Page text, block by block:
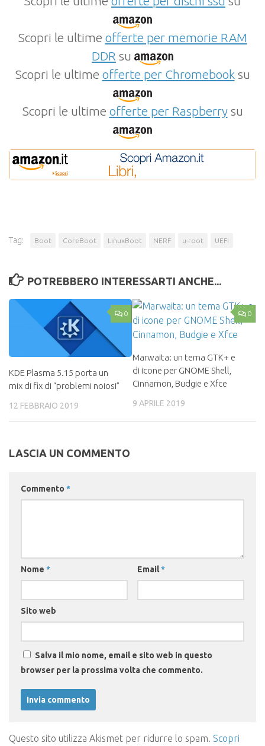
Scopri le ultime offerte per memorie RAM
DDR su
Scopri le ultime offerte per Chromebooksu
Scopri le ultime offerte per Raspberrysu
Tag: Boot CoreBoot LinuxBoot NERF u-root UEFI
POTREBBERO INTERESSARTI ANCHE...
0
KDE Plasma 5.15 porta un
mix di fix di “problemi noiosi”
12 FEBBRAIO 2019
0
Marwaita: un tema GTK+ e
di icone per GNOME Shell,
Cinnamon, Budgie e Xfce
9 APRILE 2019
LASCIA UN COMMENTO
Commento *
Nome * Email*
Sito web
Salva il mio nome, email e sito web in questo
browser per la prossima volta che commento.
Questo sito utilizza Akismet per ridurre lo spam. Scopri